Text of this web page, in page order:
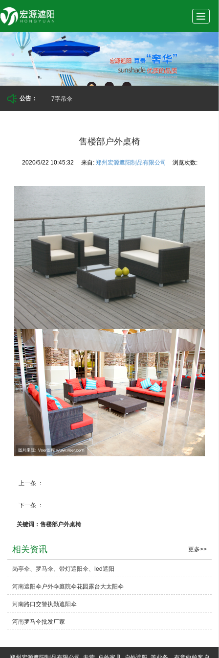
首
页
公
司
产
展
新
动
实
留
言
反
馈
联
系
我
们
招
聘
公告： 7字吊伞
售楼部户外桌椅
2020/5/22 10:45:32 来自: 郑州宏源遮阳制品有限公司 浏览次数:
上一条 ：
下一条 ：
关键词：售楼部户外桌椅
相关资讯 更多>>
岗亭伞、罗马伞、带灯遮阳伞、led遮阳
河南遮阳伞户外伞庭院伞花园露台大太阳伞
河南路口交警执勤遮阳伞
河南罗马伞批发厂家